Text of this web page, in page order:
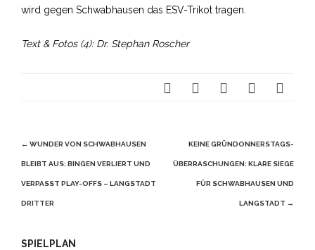
wird gegen Schwabhausen das ESV-Trikot tragen.
Text & Fotos (4): Dr. Stephan Roscher
Beitragsnavigation
← WUNDER VON SCHWABHAUSEN
BLEIBT AUS: BINGEN VERLIERT UND
VERPASST PLAY-OFFS – LANGSTADT
DRITTER
KEINE GRÜNDONNERSTAGS-
ÜBERRASCHUNGEN: KLARE SIEGE
FÜR SCHWABHAUSEN UND
LANGSTADT →
SPIELPLAN